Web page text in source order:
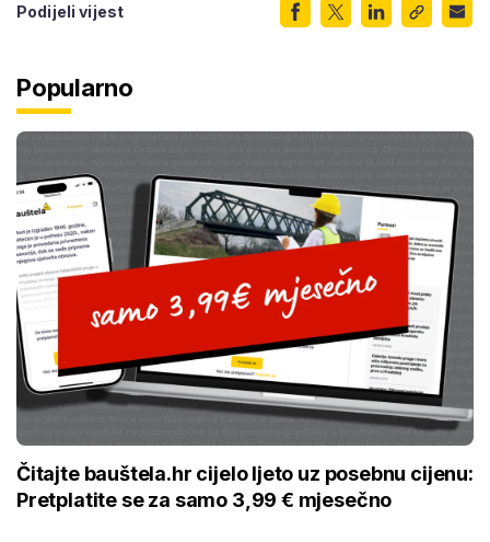
Podijeli vijest
Popularno
Čitajte bauštela.hr cijelo ljeto uz posebnu cijenu:
Pretplatite se za samo 3,99 € mjesečno